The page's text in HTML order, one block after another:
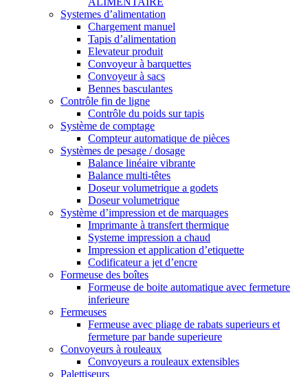
Systemes d’alimentation
Chargement manuel
Tapis d’alimentation
Elevateur produit
Convoyeur à barquettes
Convoyeur à sacs
Bennes basculantes
Contrôle fin de ligne
Contrôle du poids sur tapis
Système de comptage
Compteur automatique de pièces
Systèmes de pesage / dosage
Balance linéaire vibrante
Balance multi-têtes
Doseur volumetrique a godets
Doseur volumetrique
Système d’impression et de marquages
Imprimante à transfert thermique
Systeme impression a chaud
Impression et application d’etiquette
Codificateur a jet d’encre
Formeuse des boîtes
Formeuse de boite automatique avec fermeture
inferieure
Fermeuses
Fermeuse avec pliage de rabats superieurs et
fermeture par bande superieure
Convoyeurs à rouleaux
Convoyeurs a rouleaux extensibles
Palettiseurs